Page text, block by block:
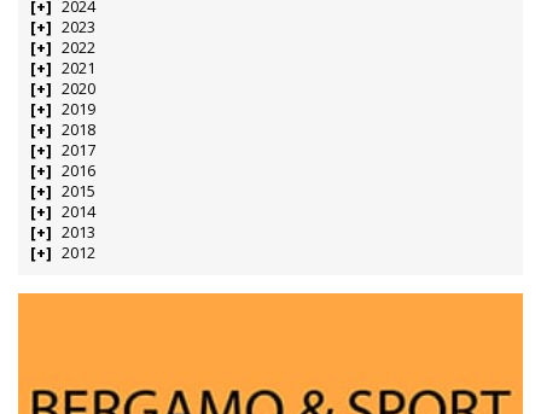
2024
2023
2022
2021
2020
2019
2018
2017
2016
2015
2014
2013
2012